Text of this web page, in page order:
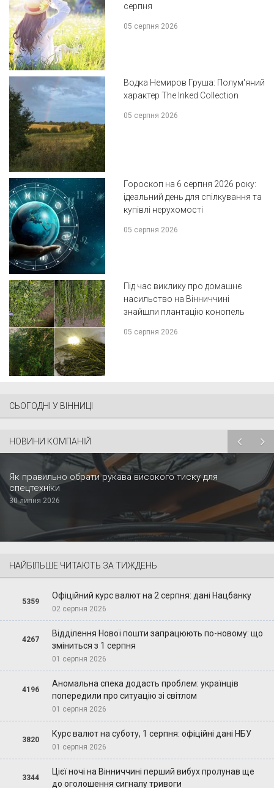
серпня
05 серпня 2026
Водка Немиров Груша: Полум'яний
характер The Inked Collection
05 серпня 2026
Гороскоп на 6 серпня 2026 року:
ідеальний день для спілкування та
купівлі нерухомості
05 серпня 2026
Під час виклику про домашнє
насильство на Вінниччині
знайшли плантацію конопель
05 серпня 2026
СЬОГОДНІ У ВІННИЦІ
НОВИНИ КОМПАНІЙ
Як правильно обрати рукава високого тиску для
спецтехніки
30 липня 2026
НАЙБІЛЬШЕ ЧИТАЮТЬ ЗА ТИЖДЕНЬ
5359
Офіційний курс валют на 2 серпня: дані Нацбанку
02 серпня 2026
4267
Відділення Нової пошти запрацюють по-новому: що
зміниться з 1 серпня
01 серпня 2026
4196
Аномальна спека додасть проблем: українців
попередили про ситуацію зі світлом
01 серпня 2026
3820
Курс валют на суботу, 1 серпня: офіційні дані НБУ
01 серпня 2026
3344
Цієї ночі на Вінниччині перший вибух пролунав ще
до оголошення сигналу тривоги